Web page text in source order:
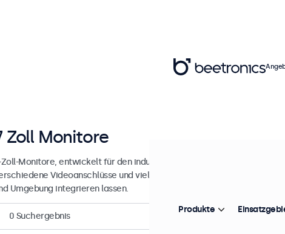
Zoll Monitore
Zoll-Monitore, entwickelt für den industriellen und professionellen
Videoanschlüsse und vielseitige Montageoptionen,
Umgebung integrieren lassen.
0 Suchergebnis
Produkte